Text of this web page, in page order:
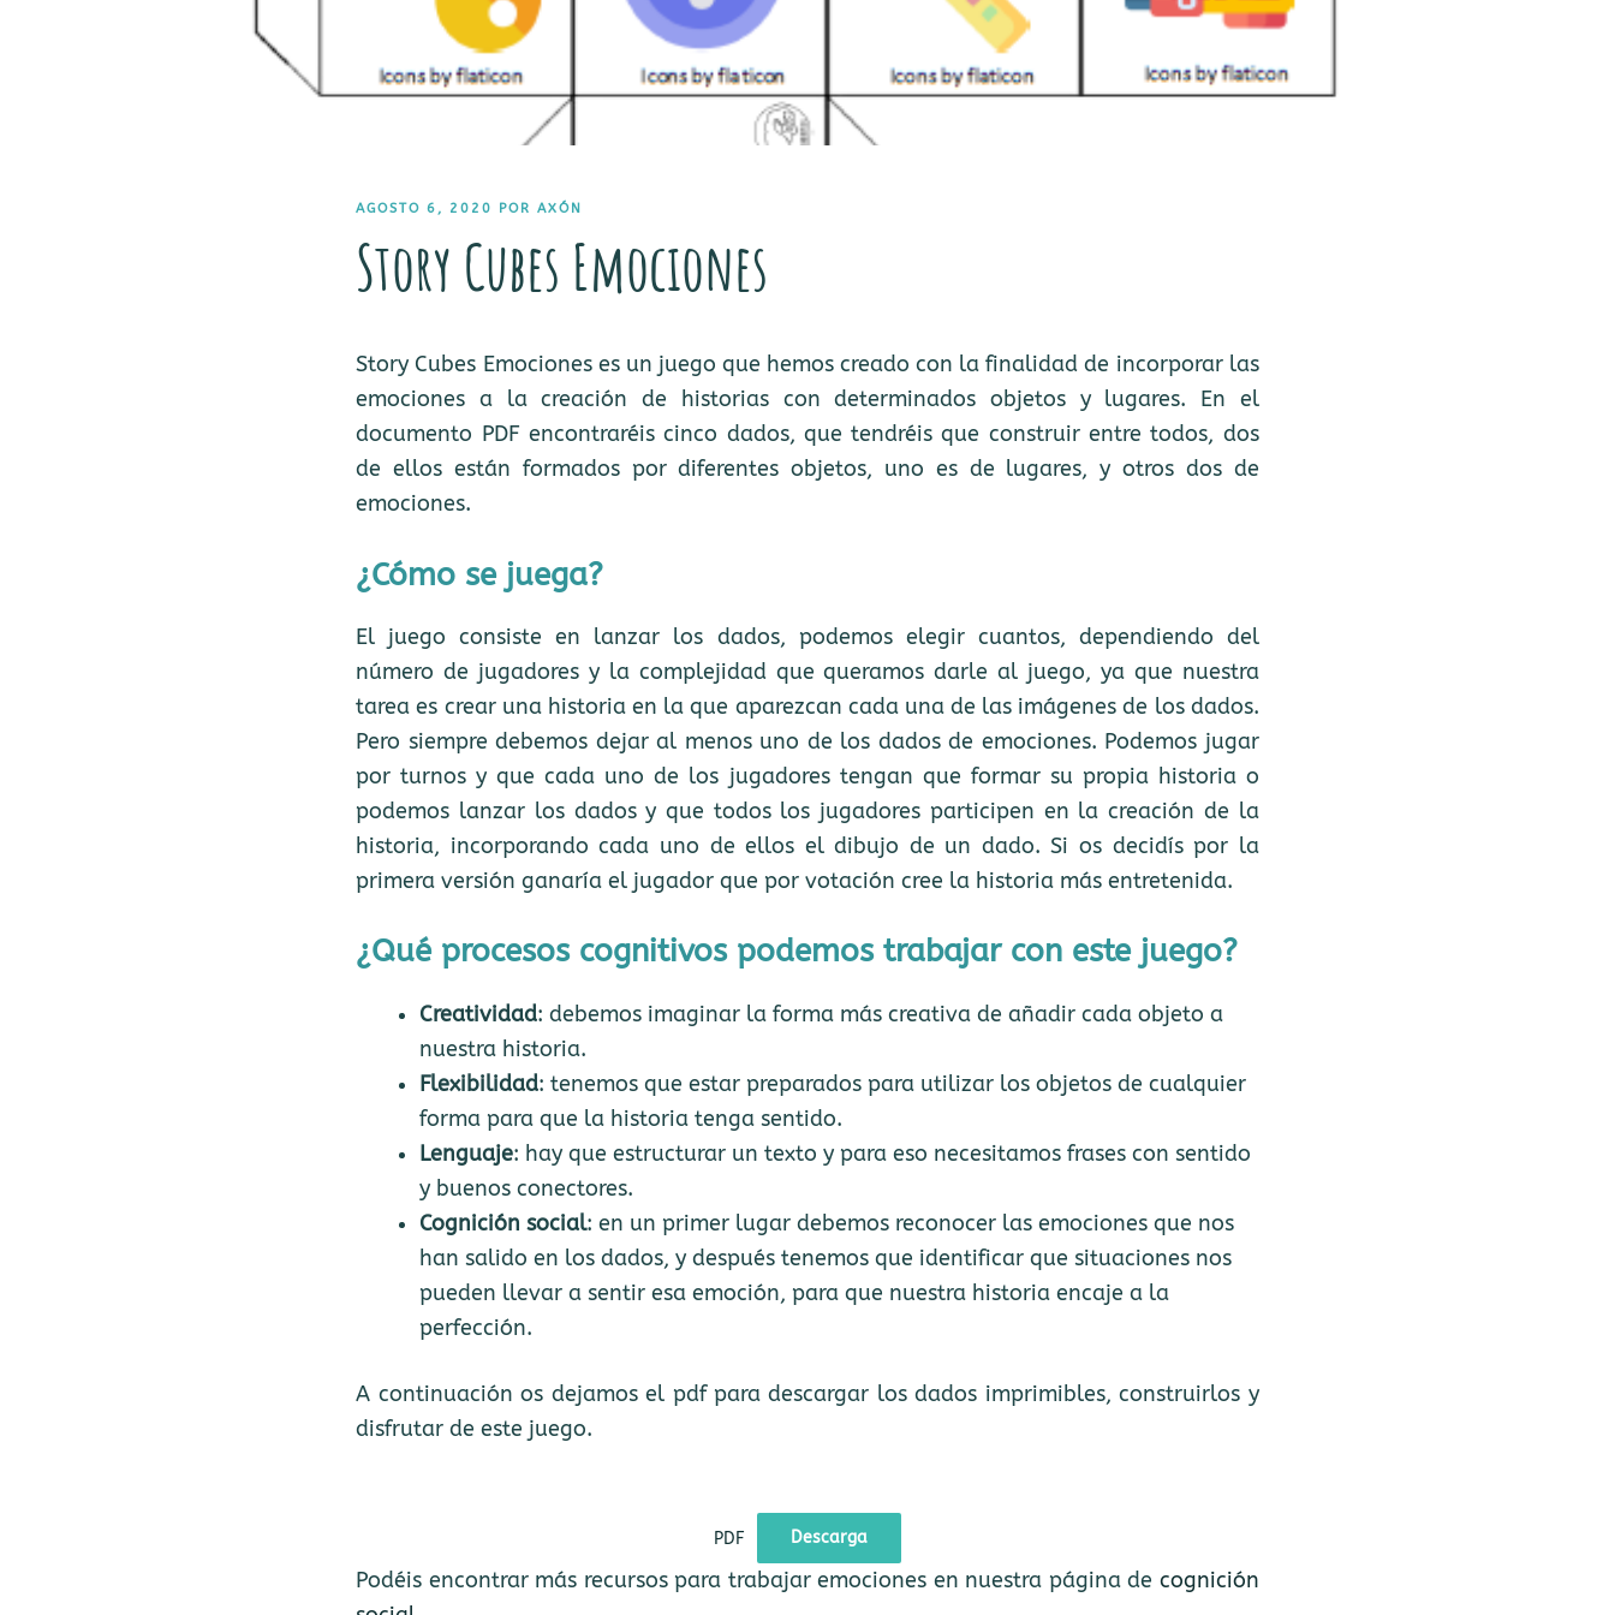
PUBLICADO
AGOSTO 6, 2020 PORAXÓN
Story Cubes Emociones
Story Cubes Emociones es un juego que hemos creado con la finalidad de incorporar las
emociones a la creación de historias con determinados objetos y lugares. En el
documento PDF encontraréis cinco dados, que tendréis que construir entre todos, dos
de ellos están formados por diferentes objetos, uno es de lugares, y otros dos de
emociones.
¿Cómo se juega?
El juego consiste en lanzar los dados, podemos elegir cuantos, dependiendo del
número de jugadores y la complejidad que queramos darle al juego, ya que nuestra
tarea es crear una historia en la que aparezcan cada una de las imágenes de los dados.
Pero siempre debemos dejar al menos uno de los dados de emociones. Podemos jugar
por turnos y que cada uno de los jugadores tengan que formar su propia historia o
podemos lanzar los dados y que todos los jugadores participen en la creación de la
historia, incorporando cada uno de ellos el dibujo de un dado. Si os decidís por la
primera versión ganaría el jugador que por votación cree la historia más entretenida.
¿Qué procesos cognitivos podemos trabajar con este juego?
Creatividad: debemos imaginar la forma más creativa de añadir cada objeto a
nuestra historia.
Flexibilidad: tenemos que estar preparados para utilizar los objetos de cualquier
forma para que la historia tenga sentido.
Lenguaje: hay que estructurar un texto y para eso necesitamos frases con sentido
y buenos conectores.
Cognición social: en un primer lugar debemos reconocer las emociones que nos
han salido en los dados, y después tenemos que identificar que situaciones nos
pueden llevar a sentir esa emoción, para que nuestra historia encaje a la
perfección.
A continuación os dejamos el pdf para descargar los dados imprimibles, construirlos y
disfrutar de este juego.
PDF Descarga
Podéis encontrar más recursos para trabajar emociones en nuestra página de cognición